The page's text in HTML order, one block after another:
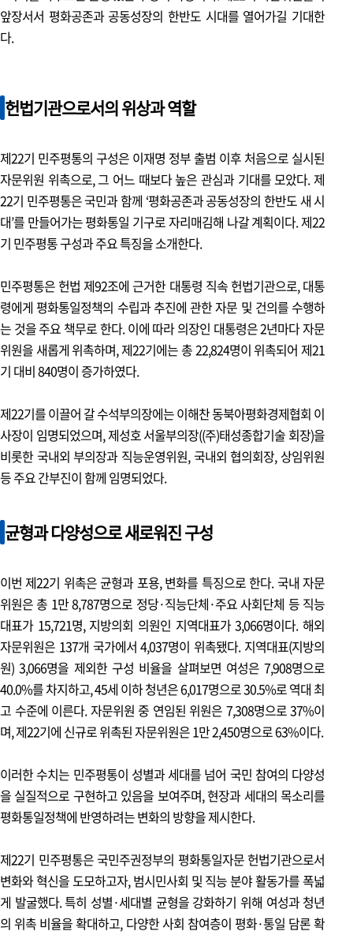
민주평통 조직, 자문위원 역할 등 소개
현장 포커스 1
현장 포커스 2
제22기 민주평통 상임위원 임명장 수여식
현장 포커스 3
특집
이수형 | APEC 정상회의, 경주에서 새 질서를 말하다
국제
북한
박영자 | 북한의 9차 당대회 전략: ‘새시대 5대 당건설 노선’
정진헌 | 광복 80년, 분단 80년: 통일을 넘어 ‘분단 이후의 시민’을
상상하다
평통 현장
제22기 민주평통 출범
특별 인터뷰 1
“국민이 하는 평화통일의 길을 만들어가겠습니다” 방용승
사무처장
특별 인터뷰 2
박영광 경기도이민사회통합지원센터 외국인주민명예대사
차세연 대영고등학교 학생 심상무 (주)아임우드 대표(소목장)
이성배 前 KA VOICE 이사장
평화통일 현장 1
제39차 남북관계 전문가 토론회
앞장서서 평화공존과 공동성장의 한반도 시대를 열어가길 기대한
다.
헌법기관으로서의 위상과 역할
제22기 민주평통의 구성은 이재명 정부 출범 이후 처음으로 실시된
자문위원 위촉으로, 그 어느 때보다 높은 관심과 기대를 모았다. 제
22기 민주평통은 국민과 함께 ‘평화공존과 공동성장의 한반도 새 시
대’를 만들어가는 평화통일 기구로 자리매김해 나갈 계획이다. 제22
기 민주평통 구성과 주요 특징을 소개한다.
민주평통은 헌법 제92조에 근거한 대통령 직속 헌법기관으로, 대통
령에게 평화통일정책의 수립과 추진에 관한 자문 및 건의를 수행하
는 것을 주요 책무로 한다. 이에 따라 의장인 대통령은 2년마다 자문
위원을 새롭게 위촉하며, 제22기에는 총 22,824명이 위촉되어 제21
기 대비 840명이 증가하였다.
제22기를 이끌어 갈 수석부의장에는 이해찬 동북아평화경제협회 이
사장이 임명되었으며, 제성호 서울부의장((주)태성종합기술 회장)을
비롯한 국내외 부의장과 직능운영위원, 국내외 협의회장, 상임위원
등 주요 간부진이 함께 임명되었다.
균형과 다양성으로 새로워진 구성
이번 제22기 위촉은 균형과 포용, 변화를 특징으로 한다. 국내 자문
위원은 총 1만 8,787명으로 정당·직능단체·주요 사회단체 등 직능
대표가 15,721명, 지방의회 의원인 지역대표가 3,066명이다. 해외
자문위원은 137개 국가에서 4,037명이 위촉됐다. 지역대표(지방의
원) 3,066명을 제외한 구성 비율을 살펴보면 여성은 7,908명으로
40.0%를 차지하고, 45세 이하 청년은 6,017명으로 30.5%로 역대 최
고 수준에 이른다. 자문위원 중 연임된 위원은 7,308명으로 37%이
며, 제22기에 신규로 위촉된 자문위원은 1만 2,450명으로 63%이다.
이러한 수치는 민주평통이 성별과 세대를 넘어 국민 참여의 다양성
을 실질적으로 구현하고 있음을 보여주며, 현장과 세대의 목소리를
평화통일정책에 반영하려는 변화의 방향을 제시한다.
제22기 민주평통은 국민주권정부의 평화통일자문 헌법기관으로서
변화와 혁신을 도모하고자, 범시민사회 및 직능 분야 활동가를 폭넓
게 발굴했다. 특히 성별·세대별 균형을 강화하기 위해 여성과 청년
의 위촉 비율을 확대하고, 다양한 사회 참여층이 평화·통일 담론 확